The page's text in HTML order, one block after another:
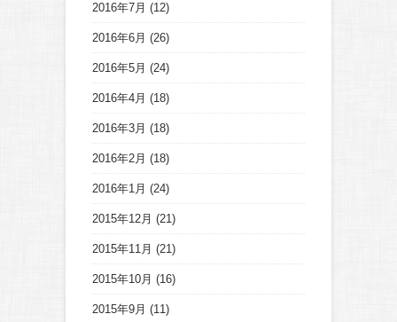
2016年7月 (12)
2016年6月 (26)
2016年5月 (24)
2016年4月 (18)
2016年3月 (18)
2016年2月 (18)
2016年1月 (24)
2015年12月 (21)
2015年11月 (21)
2015年10月 (16)
2015年9月 (11)